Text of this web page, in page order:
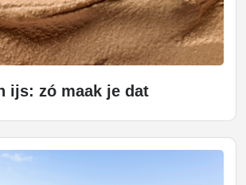
ijs: zó maak je dat